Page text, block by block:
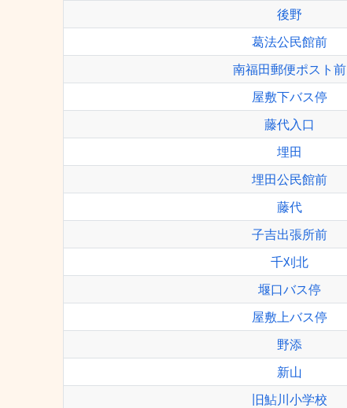
後野
葛法公民館前
南福田郵便ポスト前
屋敷下バス停
藤代入口
埋田
埋田公民館前
藤代
子吉出張所前
千刈北
堰口バス停
屋敷上バス停
野添
新山
旧鮎川小学校